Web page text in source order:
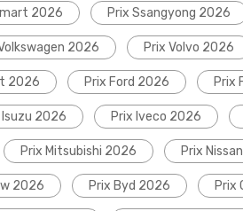
2026 Prix Ssangyong 2026
2026 Prix Volvo 2026
2026 Prix Ford 2026 Prix
Isuzu 2026 Prix Iveco 2026
Prix Mitsubishi 2026 Prix
2026 Prix Byd 2026 Prix